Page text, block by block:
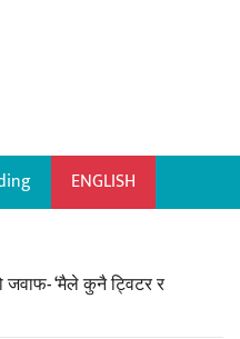
ENGLISH
जवाफ- ‘मैले कुनै ट्विटर र